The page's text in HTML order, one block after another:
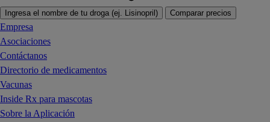
Ingresa el nombre de tu droga (ej. Lisinopril) Comparar precios
Empresa
Asociaciones
Contáctanos
Directorio de medicamentos
Vacunas
Inside Rx para mascotas
Sobre la Aplicación